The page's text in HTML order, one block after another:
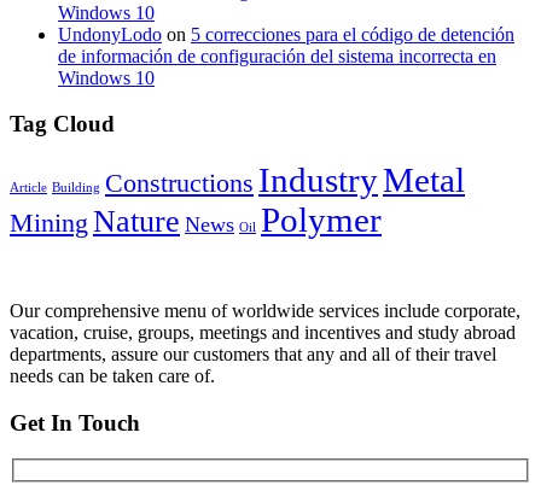
Windows 10
UndonyLodo on 5 correcciones para el código de detención
de información de configuración del sistema incorrecta en
Windows 10
Tag Cloud
Article Building Constructions IndustryMetal
Mining Nature News Oil Polymer
Our comprehensive menu of worldwide services include corporate,
vacation, cruise, groups, meetings and incentives and study abroad
departments, assure our customers that any and all of their travel
needs can be taken care of.
Get In Touch